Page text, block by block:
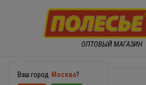
ОПТОВЫЙ МАГАЗИН
Ваш город Москва?